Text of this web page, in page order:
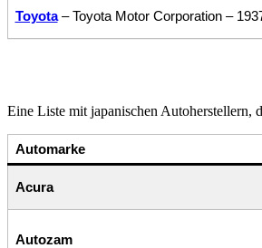
Toyota– Toyota Motor Corporation –
Eine Liste mit japanischen Autoherstellern,
Automarke
Acura
Autozam